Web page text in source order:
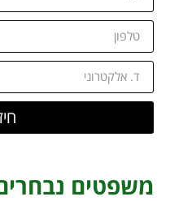
משפטים